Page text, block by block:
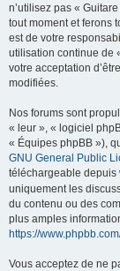
n’utilisez pas «
tout moment et ferons
est de votre
utilisation continue de
votre acceptation
modifiées.
Nos forums sont
« leur », « logiciel
« Équipes phpBB »),
GNU General Public
téléchargeable depuis
uniquement les
du contenu ou des
plus amples
https://
Vous acceptez de ne